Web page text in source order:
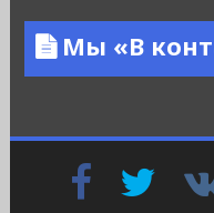
Мы «В
Facebook